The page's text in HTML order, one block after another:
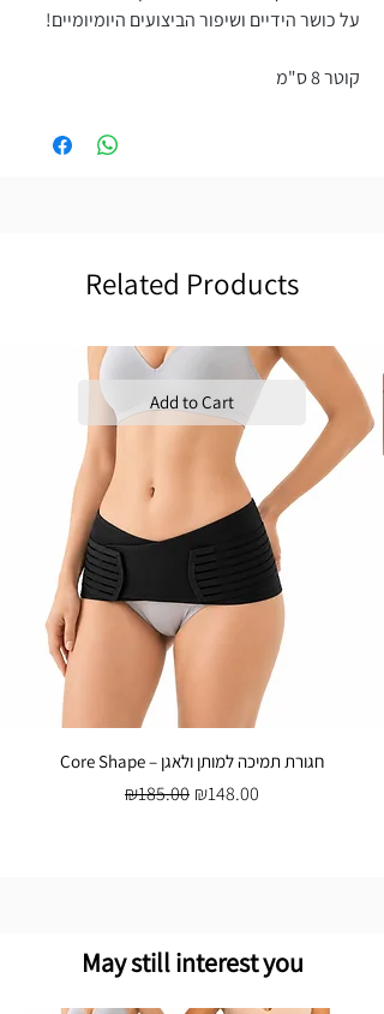
על כושר הידיים ושיפור הביצועים היומיומיים!
קוטר 8 ס"מ
Related Products
Add to Cart
Core Shape – חגורת תמיכה למותן ולאגן
Regular Price
₪185.00 Sale Price
₪148.00
May still interest you